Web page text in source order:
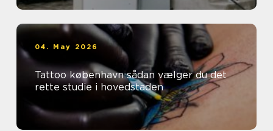
04. May 2026
Tattoo københavn sådan vælger du det
rette studie i hovedstaden